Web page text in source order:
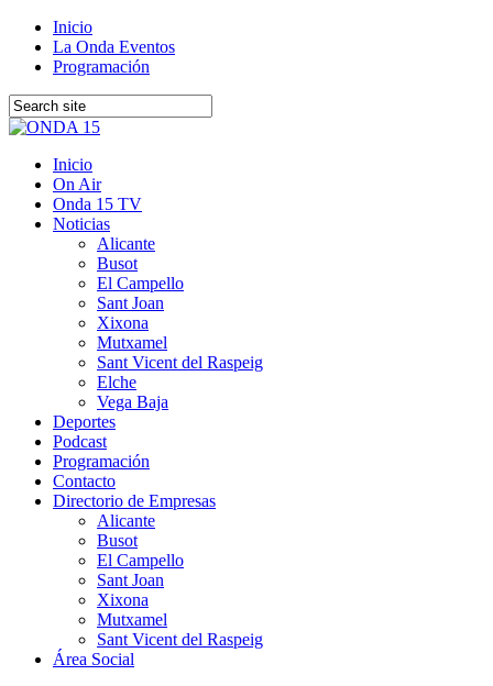
Inicio
La Onda Eventos
Programación
Inicio
On Air
Onda 15 TV
Noticias
Alicante
Busot
El Campello
Sant Joan
Xixona
Mutxamel
Sant Vicent del Raspeig
Elche
Vega Baja
Deportes
Podcast
Programación
Contacto
Directorio de Empresas
Alicante
Busot
El Campello
Sant Joan
Xixona
Mutxamel
Sant Vicent del Raspeig
Área Social